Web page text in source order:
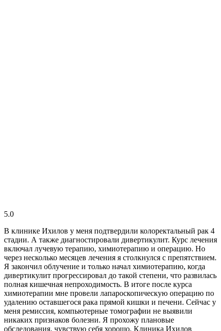
5.0
В клинике Ихилов у меня подтвердили колоректальный рак 4
стадии. А также диагностировали дивертикулит. Курс лечения
включал лучевую терапию, химиотерапию и операцию. Но
через несколько месяцев лечения я столкнулся с препятствием.
Я закончил облучение и только начал химиотерапию, когда
дивертикулит прогрессировал до такой степени, что развилась
полная кишечная непроходимость. В итоге после курса
химиотерапии мне провели лапароскопическую операцию по
удалению оставшегося рака прямой кишки и печени. Сейчас у
меня ремиссия, компьютерные томографии не выявили
никаких признаков болезни. Я прохожу плановые
обследования, чувствую себя хорошо. Клиника Ихилов